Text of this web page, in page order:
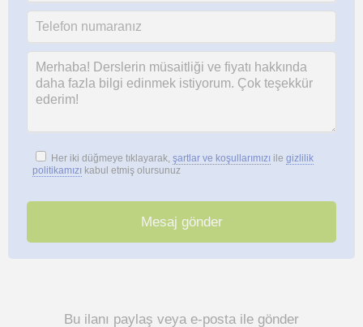
Her iki düğmeye tıklayarak, şartlar ve koşullarımızı ile gizlilik
politikamızı kabul etmiş olursunuz
Bu ilanı paylaş veya e-posta ile gönder